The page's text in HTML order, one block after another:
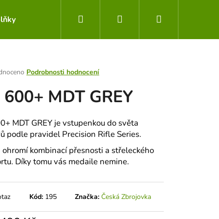
Obchodní podmínky Kontakty
Hledat PřihlášeníNákupní
Podrobnosti hodnocení
600+ MDT GREY
MDT GREY je vstupenkou do světa
podle pravidel Precision Rifle Series.
kombinací přesnosti a střeleckého
Díky tomu vás medaile nemine.
Kód: 195 Značka: Česká Zbrojovka